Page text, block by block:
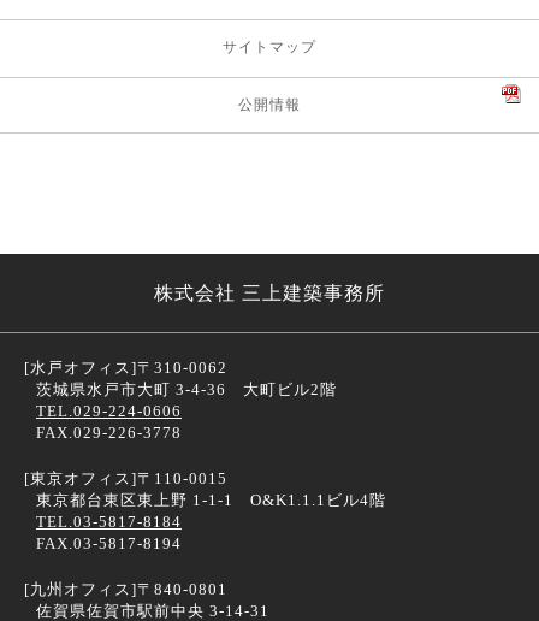
サイトマップ
公開情報
株式会社 三上建築事務所
[水戸オフィス]〒310-0062
茨城県水戸市大町 3-4-36 大町ビル2階
TEL.029-224-0606
FAX.029-226-3778
[東京オフィス]〒110-0015
東京都台東区東上野 1-1-1 O&K1.1.1ビル4階
TEL.03-5817-8184
FAX.03-5817-8194
[九州オフィス]〒840-0801
佐賀県佐賀市駅前中央 3-14-31